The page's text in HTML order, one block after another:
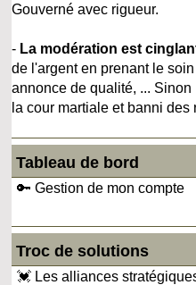
Gouverné avec rigueur.
- La modération est
de l'argent en prenant le
annonce de qualité, ...
la cour martiale et banni des
Tableau de bord
🔑 Gestion de mon compte
Troc de solutions
💓 Les alliances